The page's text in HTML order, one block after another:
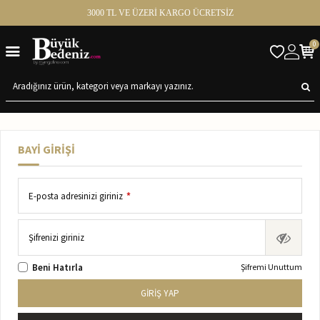
3000 TL VE ÜZERİ KARGO ÜCRETSİZ
0
BAYI GIRIŞI
E-posta adresinizi giriniz *
Şifrenizi giriniz
Beni Hatırla Şifremi Unuttum
GIRIŞ YAP